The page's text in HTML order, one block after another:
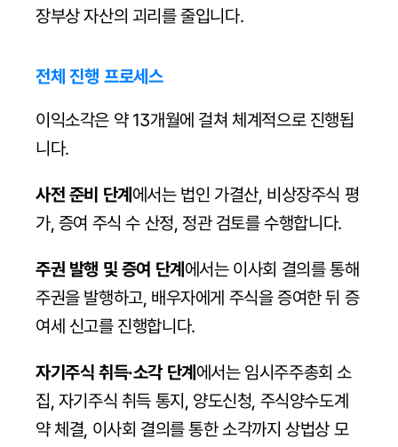
장부상 자산의 괴리를 줄입니다.
전체 진행 프로세스
이익소각은 약 13개월에 걸쳐 체계적으로 진행됩
니다.
사전 준비 단계 에서는 법인 가결산, 비상장주식 평
가, 증여 주식 수 산정, 정관 검토를 수행합니다.
주권 발행 및 증여 단계 에서는 이사회 결의를 통해
주권을 발행하고, 배우자에게 주식을 증여한 뒤 증
여세 신고를 진행합니다.
자기주식 취득·소각 단계 에서는 임시주주총회 소
집, 자기주식 취득 통지, 양도신청, 주식양수도계
약 체결, 이사회 결의를 통한 소각까지 상법상 모